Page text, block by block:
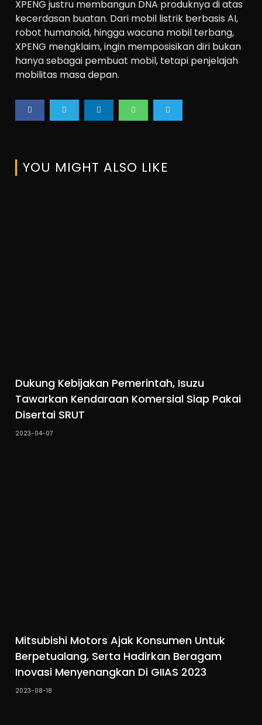
XPENG justru membangun DNA produknya di atas
kecerdasan buatan. Dari mobil listrik berbasis AI,
robot humanoid, hingga wacana mobil terbang,
XPENG mengklaim, ingin memposisikan diri bukan
hanya sebagai pembuat mobil, tetapi penjelajah
mobilitas masa depan.
YOU MIGHT ALSO LIKE
Dukung Kebijakan Pemerintah, Isuzu
Tawarkan Kendaraan Komersial Siap Pakai
Disertai SRUT
2023-04-07
Mitsubishi Motors Ajak Konsumen Untuk
Berpetualang, Serta Hadirkan Beragam
Inovasi Menyenangkan Di GIIAS 2023
2023-08-18